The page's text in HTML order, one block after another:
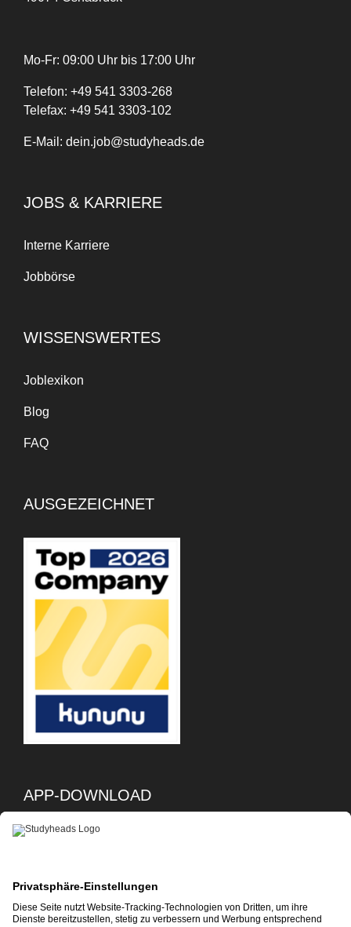
Mo-Fr: 09:00 Uhr bis 17:00 Uhr
Telefon: +49 541 3303-268
Telefax: +49 541 3303-102
E-Mail: dein.job@studyheads.de
JOBS & KARRIERE
Interne Karriere
Jobbörse
WISSENSWERTES
Joblexikon
Blog
FAQ
AUSGEZEICHNET
APP-DOWNLOAD